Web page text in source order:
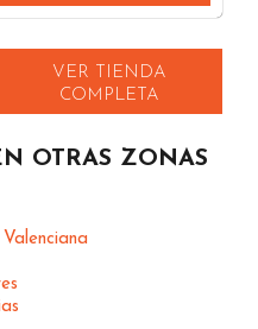
VER TIENDA
COMPLETA
OTRAS ZONAS